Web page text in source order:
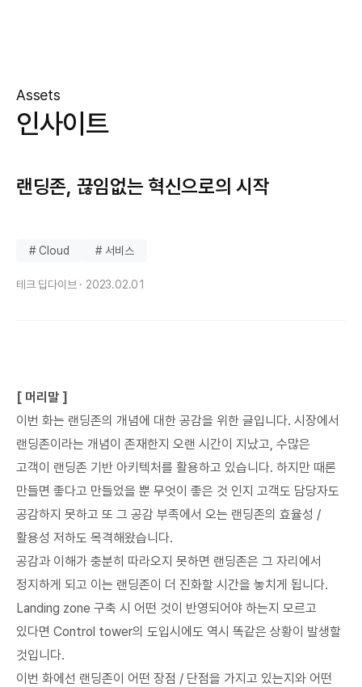
Assets
인사이트
랜딩존, 끊임없는 혁신으로의 시작
# Cloud # 서비스
테크 딥다이브 · 2023.02.01
[ 머리말 ]
이번 화는 랜딩존의 개념에 대한 공감을 위한 글입니다. 시장에서
랜딩존이라는 개념이 존재한지 오랜 시간이 지났고, 수많은
고객이 랜딩존 기반 아키텍처를 활용하고 있습니다. 하지만 때론
만들면 좋다고 만들었을 뿐 무엇이 좋은 것 인지 고객도 담당자도
공감하지 못하고 또 그 공감 부족에서 오는 랜딩존의 효율성 /
활용성 저하도 목격해왔습니다.
공감과 이해가 충분히 따라오지 못하면 랜딩존은 그 자리에서
정지하게 되고 이는 랜딩존이 더 진화할 시간을 놓치게 됩니다.
Landing zone 구축 시 어떤 것이 반영되어야 하는지 모르고
있다면 Control tower의 도입시에도 역시 똑같은 상황이 발생할
것입니다.
이번 화에선 랜딩존이 어떤 장점 / 단점을 가지고 있는지와 어떤